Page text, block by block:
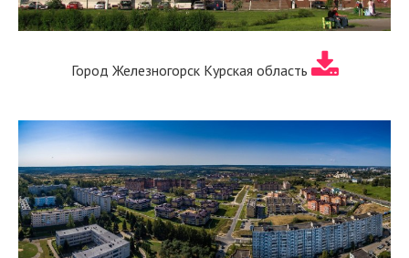
Город Железногорск Курская область